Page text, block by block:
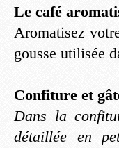
Le café
Aromatisez
gousse utilisée
Confiture et
Dans la
détaillée en